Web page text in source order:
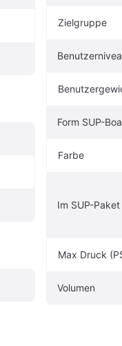
Zielgruppe
Form SUP-
Farbe
Im SUP-
Max Druck
Volumen